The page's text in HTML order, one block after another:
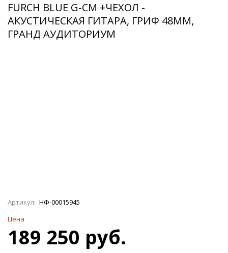
FURCH BLUE G-CM +ЧЕХОЛ -
АКУСТИЧЕСКАЯ ГИТАРА, ГРИФ 48ММ,
ГРАНД АУДИТОРИУМ
Артикул: НФ-00015945
Цена
189 250 руб.